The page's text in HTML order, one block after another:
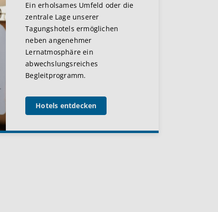
Ein erholsames Umfeld oder die
zentrale Lage unserer
Tagungshotels ermöglichen
neben angenehmer
Lernatmosphäre ein
abwechslungsreiches
Begleitprogramm.
Hotels entdecken